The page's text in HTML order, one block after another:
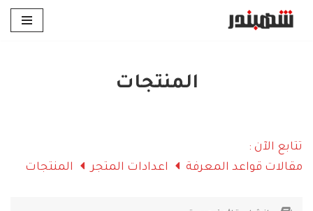
المنتجات
تتابع الآن :
مقالات قواعد المعرفة
اعدادات المتجر المنتجات